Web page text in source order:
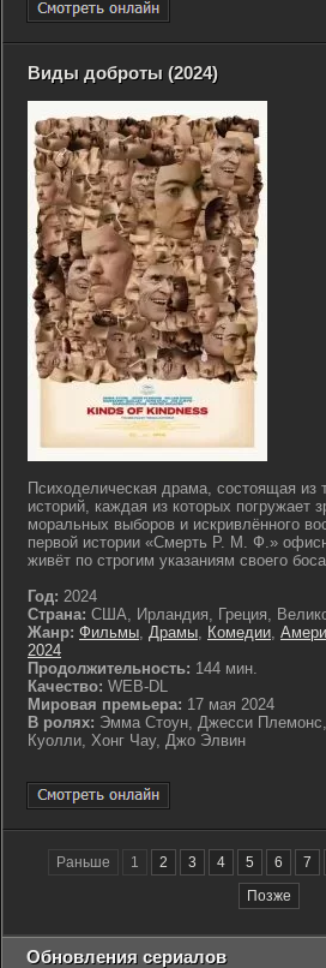
Виды доброты (2024)
Психоделическая драма, состоящая из
историй, каждая из которых погружает
моральных выборов и искривлённого
первой истории «Смерть Р. М. Ф.»
живёт по строгим указаниям своего
Год: 2024
Страна: США, Ирландия, Греция,
Жанр: Фильмы, Драмы, Комедии,
2024
Продолжительность: 144 мин.
Качество: WEB-DL
Мировая премьера: 17 мая 2024
В ролях: Эмма Стоун, Джесси
Куолли, Хонг Чау, Джо Элвин
Раньше 1 2 3 4 5 6 7
Позже
Обновления сериалов